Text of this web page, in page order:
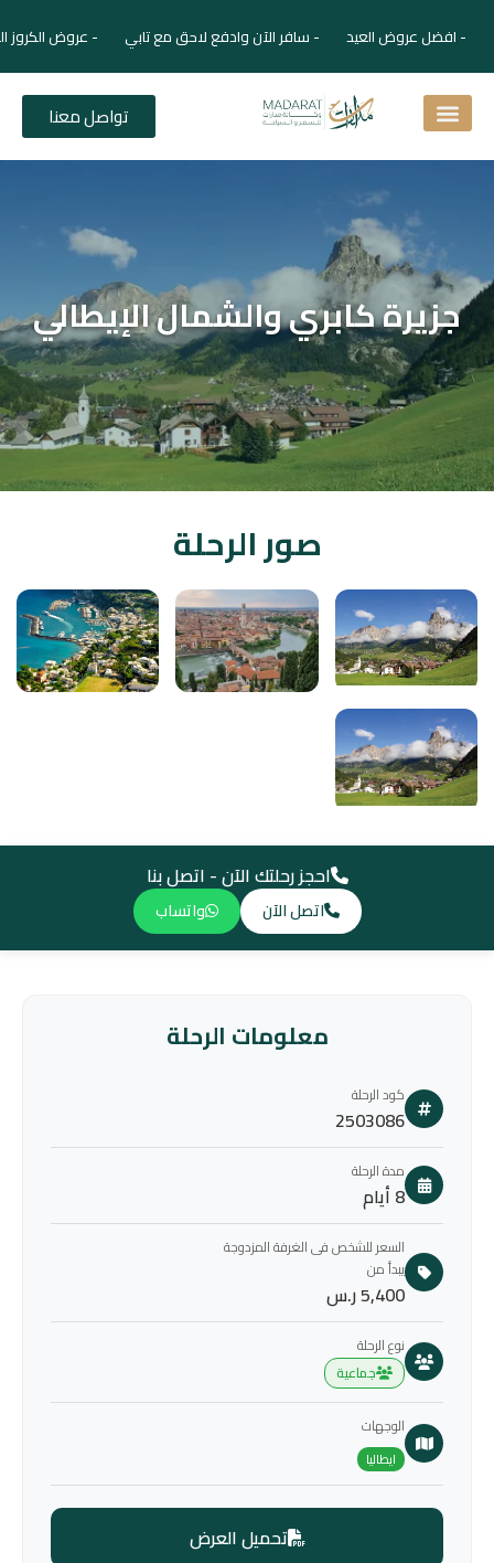
- افضل عروض العيد - سافر الآن وادفع لاحق مع تابي - عروض الكروز
تواصل معنا
جزيرة كابري والشمال الإيطالي
صور الرحلة
احجز رحلتك الآن - اتصل بنا
اتصل الآن واتساب
معلومات الرحلة
كود الرحلة
2503086
مدة الرحلة
8 أيام
السعر للشخص فى الغرفة المزدوجة
يبدأ من
5,400 ر.س
نوع الرحلة
جماعية
الوجهات
ايطاليا
تحميل العرض